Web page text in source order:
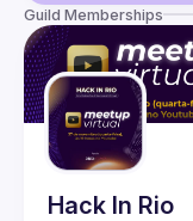
User
Events
Guilds
Guild Memberships
Hack In Rio